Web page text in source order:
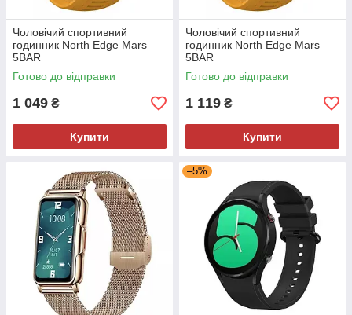
Чоловічий спортивний
годинник North Edge Mars
5BAR
Готово до відправки
1 049 ₴
Купити
Чоловічий спортивний
годинник North Edge Mars
5BAR
Готово до відправки
1 119 ₴
Купити
–5%